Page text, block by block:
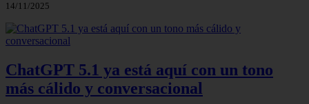
14/11/2025
ChatGPT 5.1 ya está aquí con un tono
más cálido y conversacional